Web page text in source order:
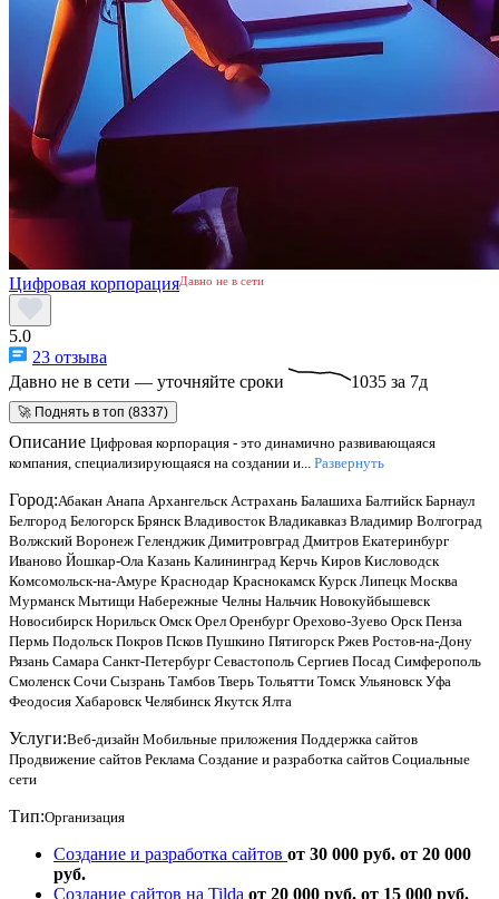
Цифровая корпорацияДавно не в сети
5.0
23 отзыва
Давно не в сети — уточняйте сроки
1035 за 7д
🚀 Поднять в топ (8337)
Описание Цифровая корпорация - это динамично развивающаяся
компания, специализирующаяся на создании и... Развернуть
Город:Абакан Анапа Архангельск Астрахань Балашиха Балтийск Барнаул
Белгород Белогорск Брянск Владивосток Владикавказ Владимир Волгоград
Волжский Воронеж Геленджик Димитровград Дмитров Екатеринбург
Иваново Йошкар-Ола Казань Калининград Керчь Киров Кисловодск
Комсомольск-на-Амуре Краснодар Краснокамск Курск Липецк Москва
Мурманск Мытищи Набережные Челны Нальчик Новокуйбышевск
Новосибирск Норильск Омск Орел Оренбург Орехово-Зуево Орск Пенза
Пермь Подольск Покров Псков Пушкино Пятигорск Ржев Ростов-на-Дону
Рязань Самара Санкт-Петербург Севастополь Сергиев Посад Симферополь
Смоленск Сочи Сызрань Тамбов Тверь Тольятти Томск Ульяновск Уфа
Феодосия Хабаровск Челябинск Якутск Ялта
Услуги:Веб-дизайн Мобильные приложения Поддержка сайтов
Продвижение сайтов Реклама Создание и разработка сайтов Социальные
сети
Тип:Организация
Создание и разработка сайтов от 30 000 руб. от 20 000
руб.
Создание сайтов на Tilda от 20 000 руб. от 15 000 руб.